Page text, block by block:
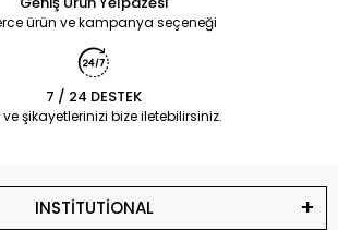
ürün ve kampanya seçeneği
7 / 24 DESTEK
ve şikayetlerinizi bize iletebilirsiniz.
INSTİTUTİONAL